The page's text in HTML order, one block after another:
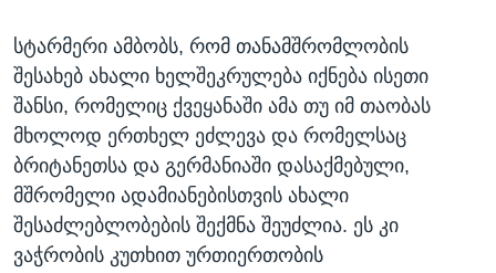
სტარმერი ამბობს, რომ თანამშრომლობის
შესახებ ახალი ხელშეკრულება იქნება ისეთი
შანსი, რომელიც ქვეყანაში ამა თუ იმ თაობას
მხოლოდ ერთხელ ეძლევა და რომელსაც
ბრიტანეთსა და გერმანიაში დასაქმებული,
მშრომელი ადამიანებისთვის ახალი
შესაძლებლობების შექმნა შეუძლია. ეს კი
ვაჭრობის კუთხით ურთიერთობის